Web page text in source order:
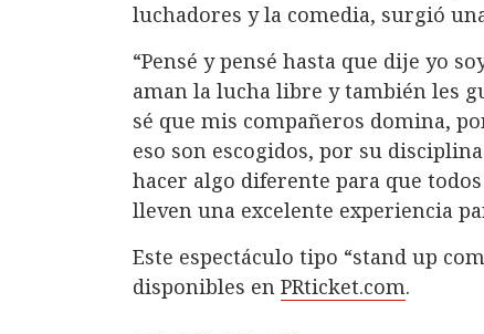
luchadores y la comedia, surgió
“Pensé y pensé hasta que dije yo
aman la lucha libre y también les
sé que mis compañeros domina,
eso son escogidos, por su
hacer algo diferente para que
lleven una excelente experiencia
Este espectáculo tipo “stand up
disponibles en PRticket.com.